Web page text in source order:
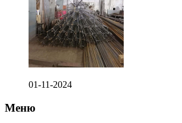
01-11-2024
Меню